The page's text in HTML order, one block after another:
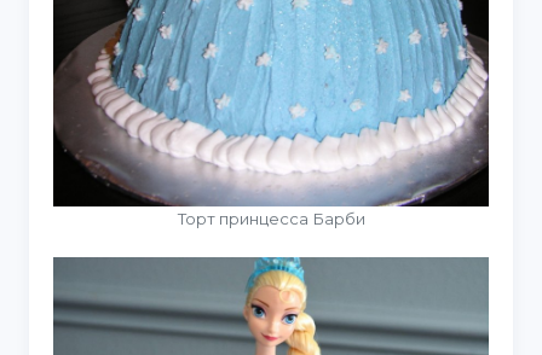
Торт принцесса Барби